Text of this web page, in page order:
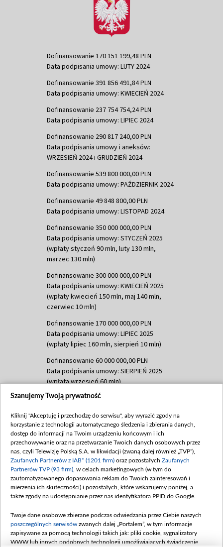
Dofinansowanie 170 151 199,48 PLN
Data podpisania umowy: LUTY 2024
Dofinansowanie 391 856 491,84 PLN
Data podpisania umowy: KWIECIEŃ 2024
Dofinansowanie 237 754 754,24 PLN
Data podpisania umowy: LIPIEC 2024
Dofinansowanie 290 817 240,00 PLN
Data podpisania umowy i aneksów:
WRZESIEŃ 2024 i GRUDZIEŃ 2024
Dofinansowanie 539 800 000,00 PLN
Data podpisania umowy: PAŹDZIERNIK 2024
Dofinansowanie 49 848 800,00 PLN
Data podpisania umowy: LISTOPAD 2024
Dofinansowanie 350 000 000,00 PLN
Data podpisania umowy: STYCZEŃ 2025
(wpłaty styczeń 90 mln, luty 130 mln,
marzec 130 mln)
Dofinansowanie 300 000 000,00 PLN
Data podpisania umowy: KWIECIEŃ 2025
(wpłaty kwiecień 150 mln, maj 140 mln,
czerwiec 10 mln)
Dofinansowanie 170 000 000,00 PLN
Data podpisania umowy: LIPIEC 2025
(wpłaty lipiec 160 mln, sierpień 10 mln)
Dofinansowanie 60 000 000,00 PLN
Data podpisania umowy: SIERPIEŃ 2025
(wpłata wrzesień 60 mln)
Dofinansowanie 635 783 051,21 PLN
(wpłata wrzesień 100 mln, październik 350
mln, listopad 265 mln)
Dofinansowanie 48 862 000,00 PLN
Data podpisania umowy: GRUDZIEŃ 2025
(wpłata grudzień 60,548 mln)
Dofinansowanie 900 000 000,00 PLN
Data podpisania umowy: LUTY 2026 (wpłata
kwiecień 180 mln, 7 maja 180 mln, 8
czerwca 90 mln)
Dofinansowanie 250 000 000,00 PLN
Szanujemy Twoją prywatność
Kliknij "Akceptuję i przechodzę do serwisu", aby wyrazić zgody na
korzystanie z technologii automatycznego śledzenia i zbierania danych,
dostęp do informacji na Twoim urządzeniu końcowym i ich
przechowywanie oraz na przetwarzanie Twoich danych osobowych przez
nas, czyli Telewizję Polską S.A. w likwidacji (zwaną dalej również „TVP”),
Zaufanych Partnerów z IAB* (1201 firm) oraz pozostałych Zaufanych
Partnerów TVP (93 firm) , w celach marketingowych (w tym do
zautomatyzowanego dopasowania reklam do Twoich zainteresowań i
mierzenia ich skuteczności) i pozostałych, które wskazujemy poniżej, a
także zgody na udostępnianie przez nas identyfikatora PPID do Google.
Twoje dane osobowe zbierane podczas odwiedzania przez Ciebie naszych
poszczególnych serwisów zwanych dalej „Portalem”, w tym informacje
zapisywane za pomocą technologii takich jak: pliki cookie, sygnalizatory
WWW lub innych podobnych technologii umożliwiających świadczenie